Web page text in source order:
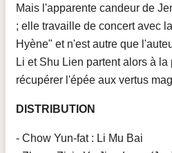
Mais l'apparente candeur de
; elle travaille de concert avec
Hyène" et n'est autre que
Li et Shu Lien partent alors à
récupérer l'épée aux vertus
DISTRIBUTION
- Chow Yun-fat : Li Mu Bai